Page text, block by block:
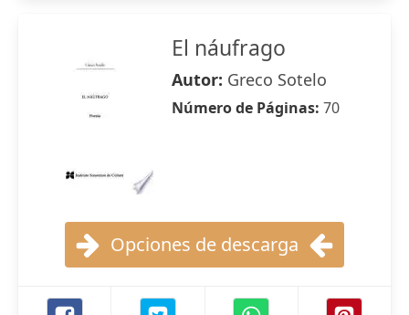
El náufrago
Autor: Greco Sotelo
Número de Páginas: 70
Opciones de descarga